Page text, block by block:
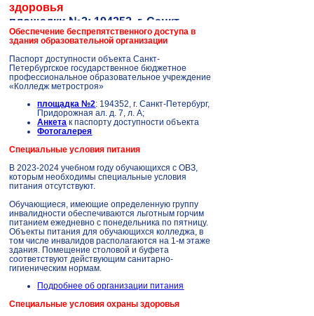
здоровья
площадки №2: 194352, г. Санкт-
Петербург, Придорожная ал. д. 7
Обеспечение беспрепятственного доступа в
здания образовательной организации
Паспорт доступности объекта Санкт-
Петербургское государственное бюджетное
профессиональное образовательное учреждение
«Колледж метростроя»
площадка №2: 194352, г. Санкт-Петербург,
Придорожная ал. д. 7, л. А;
Анкета к паспорту доступности объекта
Фотогалерея
Специальные условия питания
В 2023-2024 учебном году обучающихся с ОВЗ,
которым необходимы специальные условия
питания отсутствуют.
Обучающиеся, имеющие определенную группу
инвалидности обеспечиваются льготным горчим
питанием ежедневно с понедельника по пятницу.
Объекты питания для обучающихся колледжа, в
том числе инвалидов располагаются на 1-м этаже
здания. Помещение столовой и буфета
соответствуют действующим санитарно-
гигиеническим нормам.
Подробнее об организации питания
Специальные условия охраны здоровья